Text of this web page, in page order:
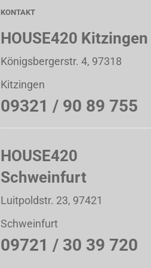
KONTAKT
HOUSE420 Kitzingen
Königsbergerstr. 4, 97318
Kitzingen
09321 / 90 89 755
HOUSE420
Schweinfurt
Luitpoldstr. 23, 97421
Schweinfurt
09721 / 30 39 720